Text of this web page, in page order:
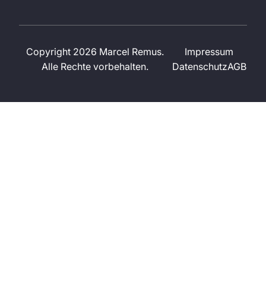
Copyright 2026 Marcel Remus.
Alle Rechte vorbehalten.
Impressum
DatenschutzAGB